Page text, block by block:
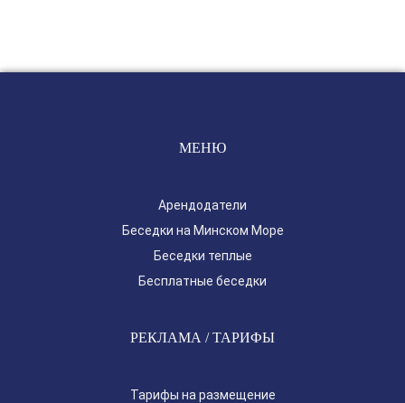
МЕНЮ
Арендодатели
Беседки на Минском Море
Беседки теплые
Бесплатные беседки
РЕКЛАМА / ТАРИФЫ
Тарифы на размещение